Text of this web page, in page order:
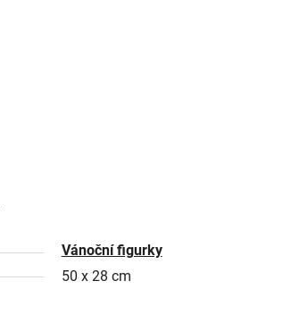
Vánoční figurky
50 x 28 cm